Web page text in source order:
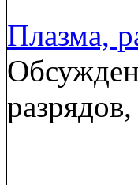
Плазма,